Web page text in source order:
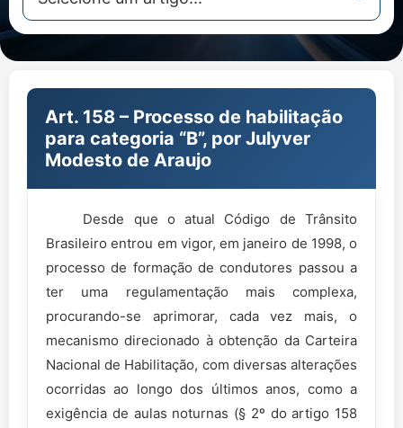
Art. 158 – Processo de habilitação
para categoria “B”, por Julyver
Modesto de Araujo
Desde que o atual Código de Trânsito
Brasileiro entrou em vigor, em janeiro de 1998, o
processo de formação de condutores passou a
ter uma regulamentação mais complexa,
procurando-se aprimorar, cada vez mais, o
mecanismo direcionado à obtenção da Carteira
Nacional de Habilitação, com diversas alterações
ocorridas ao longo dos últimos anos, como a
exigência de aulas noturnas (§ 2º do artigo 158